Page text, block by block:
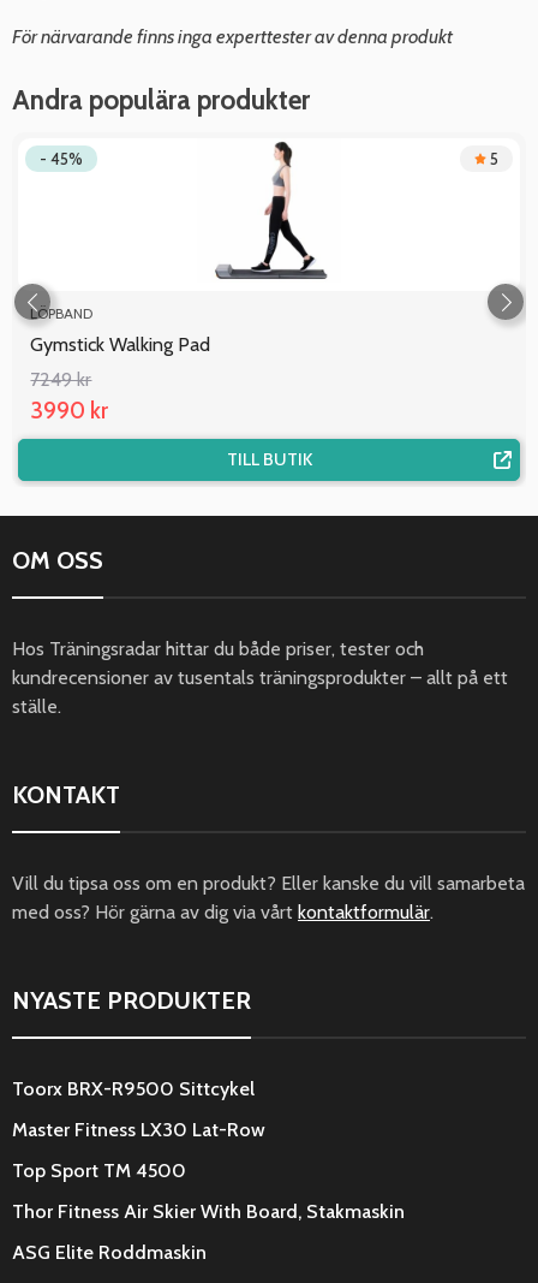
För närvarande finns inga experttester av denna produkt
Andra populära produkter
- 45% 5
LÖPBAND
Gymstick Walking Pad
7249 kr
3990 kr
TILL BUTIK
OM OSS
Hos Träningsradar hittar du både priser, tester och
kundrecensioner av tusentals träningsprodukter – allt på ett
ställe.
KONTAKT
Vill du tipsa oss om en produkt? Eller kanske du vill samarbeta
med oss? Hör gärna av dig via vårt kontaktformulär.
NYASTE PRODUKTER
Toorx BRX-R9500 Sittcykel
Master Fitness LX30 Lat-Row
Top Sport TM 4500
Thor Fitness Air Skier With Board, Stakmaskin
ASG Elite Roddmaskin